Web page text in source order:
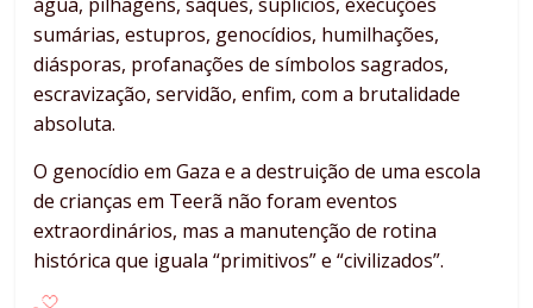
sumárias, estupros, genocídios, humilhações,
diásporas, profanações de símbolos sagrados,
escravização, servidão, enfim, com a brutalidade
absoluta.
O genocídio em Gaza e a destruição de uma escola
de crianças em Teerã não foram eventos
extraordinários, mas a manutenção de rotina
histórica que iguala “primitivos” e “civilizados”.